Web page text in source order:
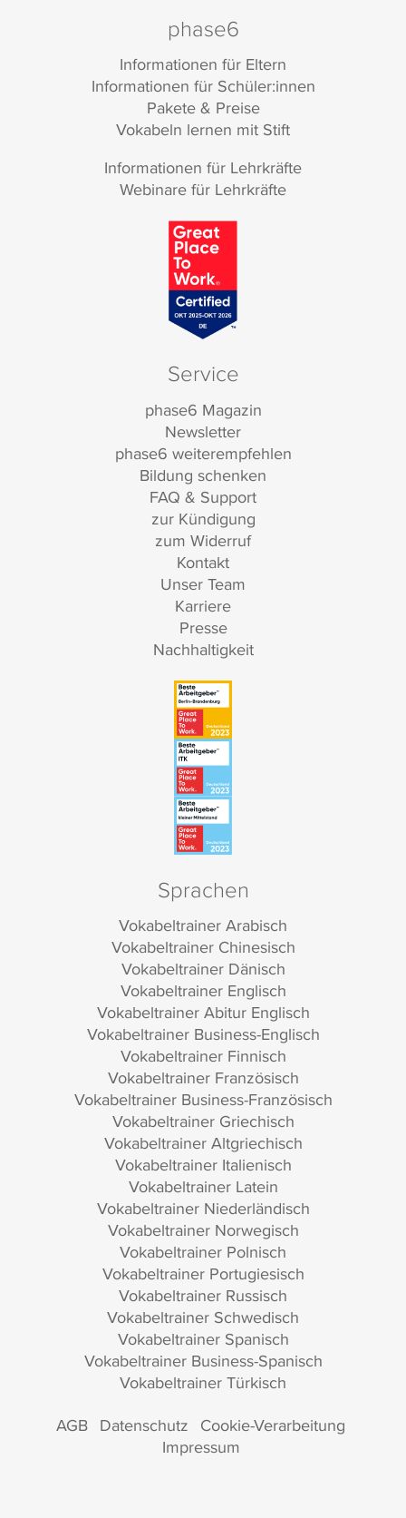
phase6
Informationen für Eltern
Informationen für Schüler:innen
Pakete & Preise
Vokabeln lernen mit Stift
Informationen für Lehrkräfte
Webinare für Lehrkräfte
Service
phase6 Magazin
Newsletter
phase6 weiterempfehlen
Bildung schenken
FAQ & Support
zur Kündigung
zum Widerruf
Kontakt
Unser Team
Karriere
Presse
Nachhaltigkeit
Sprachen
Vokabeltrainer Arabisch
Vokabeltrainer Chinesisch
Vokabeltrainer Dänisch
Vokabeltrainer Englisch
Vokabeltrainer Abitur Englisch
Vokabeltrainer Business-Englisch
Vokabeltrainer Finnisch
Vokabeltrainer Französisch
Vokabeltrainer Business-Französisch
Vokabeltrainer Griechisch
Vokabeltrainer Altgriechisch
Vokabeltrainer Italienisch
Vokabeltrainer Latein
Vokabeltrainer Niederländisch
Vokabeltrainer Norwegisch
Vokabeltrainer Polnisch
Vokabeltrainer Portugiesisch
Vokabeltrainer Russisch
Vokabeltrainer Schwedisch
Vokabeltrainer Spanisch
Vokabeltrainer Business-Spanisch
Vokabeltrainer Türkisch
AGB Datenschutz Cookie-Verarbeitung
Impressum